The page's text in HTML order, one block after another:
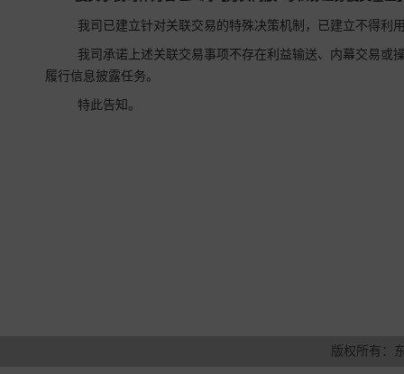
我司已建立针对关联交易的特殊决策机制，已建立不得利
我司承诺上述关联交易事项不存在利益输送、内幕交易或
履行信息披露任务。
特此告知。
版权所有：